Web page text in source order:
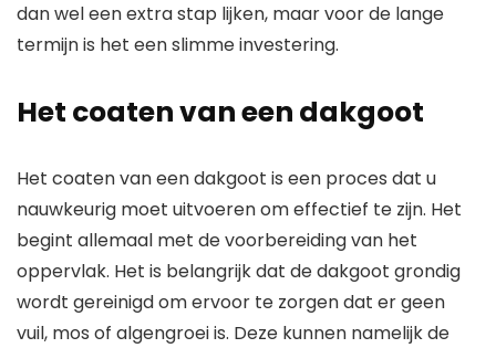
dan wel een extra stap lijken, maar voor de lange
termijn is het een slimme investering.
Het coaten van een dakgoot
Het coaten van een dakgoot is een proces dat u
nauwkeurig moet uitvoeren om effectief te zijn. Het
begint allemaal met de voorbereiding van het
oppervlak. Het is belangrijk dat de dakgoot grondig
wordt gereinigd om ervoor te zorgen dat er geen
vuil, mos of algengroei is. Deze kunnen namelijk de